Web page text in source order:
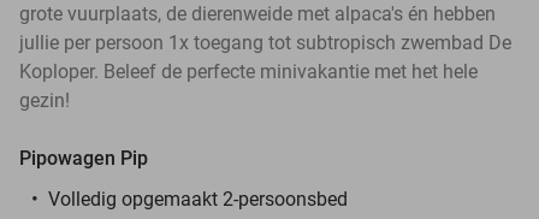
grote vuurplaats, de dierenweide met alpaca's én hebben
jullie per persoon 1x toegang tot subtropisch zwembad De
Koploper. Beleef de perfecte minivakantie met het hele
gezin!
Pipowagen Pip
Volledig opgemaakt 2-persoonsbed